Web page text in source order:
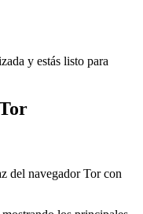
y estás listo para
del navegador Tor con